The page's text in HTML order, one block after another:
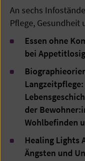
An sechs
Pflege,
Essen ohne
bei
der
Wohlbefinden
Healing Lights
Ängsten und